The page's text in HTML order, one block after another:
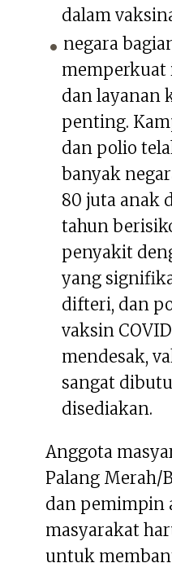
dalam
negara
memperkuat
dan layanan
penting.
dan polio
banyak
80 juta anak
tahun
penyakit
yang
difteri, dan
vaksin
mendesak,
sangat
disediakan.
Anggota
Palang Merah/
dan pemimpin
masyarakat
untuk